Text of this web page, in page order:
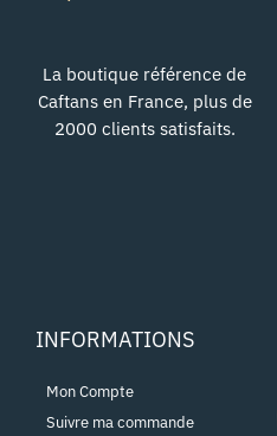
La boutique référence de
Caftans en France, plus de
2000 clients satisfaits.
INFORMATIONS
Mon Compte
Suivre ma commande